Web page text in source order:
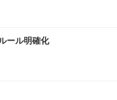
ール明確化